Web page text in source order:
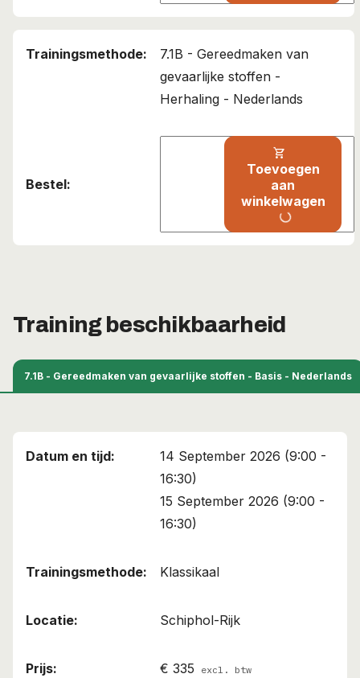
7.1B - Gereedmaken van
gevaarlijke stoffen -
Herhaling - Nederlands
shopping_cart
Toevoegen
aan
winkelwagen
progress_activity
Training beschikbaarheid
7.1B - Gereedmaken van gevaarlijke stoffen - Basis - Nederlands
14 September 2026 (9:00 -
16:30)
15 September 2026 (9:00 -
16:30)
Klassikaal
Schiphol-Rijk
€ 335 excl. btw
Deze cursus is toegevoegd aan uw
winkelwagen!
IATA 7.1B – Verzendgereed maken gevaarlijke stoffen